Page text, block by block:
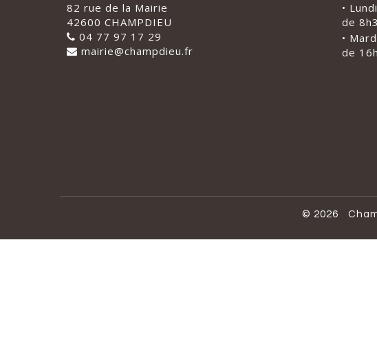
82 rue de la Mairie
42600 CHAMPDIEU
04 77 97 17 29
mairie@champdieu.fr
•
de
•
de
© 2026